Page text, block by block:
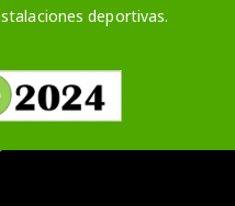
deportivas.